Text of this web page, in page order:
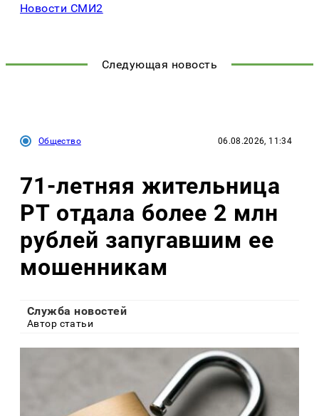
Новости СМИ2
Следующая новость
Общество 06.08.2026, 11:34
71-летняя жительница
РТ отдала более 2 млн
рублей запугавшим ее
мошенникам
Служба новостей
Автор статьи